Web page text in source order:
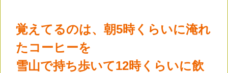
覚えてるのは、朝5時くらいに淹れ
たコーヒーを
雪山で持ち歩いて12時くらいに飲